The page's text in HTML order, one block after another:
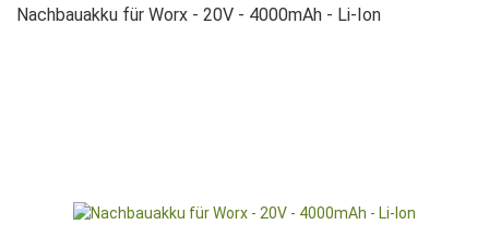
Nachbauakku für Worx - 20V - 4000mAh - Li-Ion